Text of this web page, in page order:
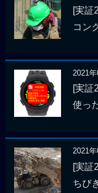
[実証
コン
2021
[実証
使っ
2021年
[実証
ちび